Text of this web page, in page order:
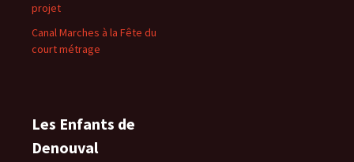
projet
Canal Marches à la Fête du
court métrage
Les Enfants de
Denouval